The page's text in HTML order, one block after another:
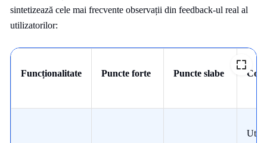
sintetizează cele mai frecvente observații din feedback-ul real al
utilizatorilor:
Funcționalitate Puncte forte Puncte slabe
Util